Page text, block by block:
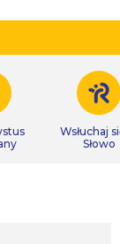
Wsłuchaj
Słowo